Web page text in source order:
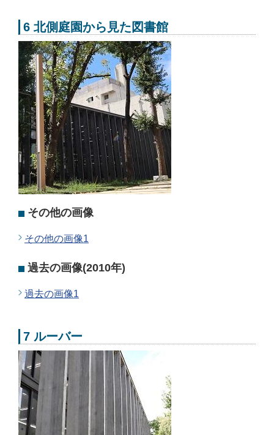
6 北側庭園から見た図書館
その他の画像
その他の画像1
過去の画像(2010年)
過去の画像1
7 ルーバー